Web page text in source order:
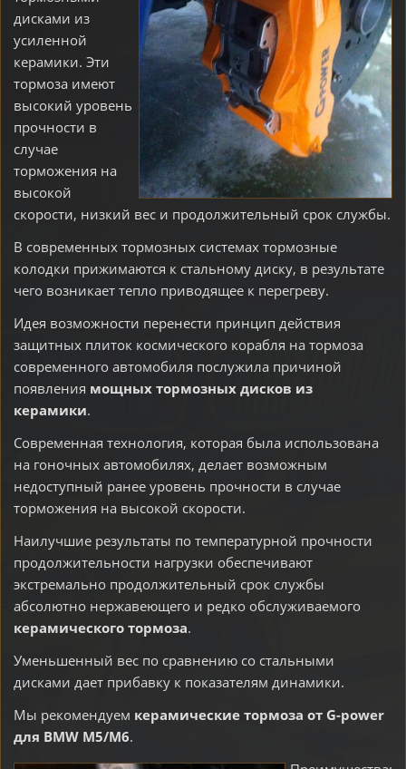
дисками из
усиленной
керамики. Эти
тормоза имеют
высокий уровень
прочности в
случае
торможения на
высокой
скорости, низкий вес и продолжительный срок службы.
В современных тормозных системах тормозные
колодки прижимаются к стальному диску, в результате
чего возникает тепло приводящее к перегреву.
Идея возможности перенести принцип действия
защитных плиток космического корабля на тормоза
современного автомобиля послужила причиной
появления мощных тормозных дисков из
керамики.
Современная технология, которая была использована
на гоночных автомобилях, делает возможным
недоступный ранее уровень прочности в случае
торможения на высокой скорости.
Наилучшие результаты по температурной прочности
продолжительности нагрузки обеспечивают
экстремально продолжительный срок службы
абсолютно нержавеющего и редко обслуживаемого
керамического тормоза.
Уменьшенный вес по сравнению со стальными
дисками дает прибавку к показателям динамики.
Мы рекомендуем керамические тормоза от G-power
для BMW M5/M6.